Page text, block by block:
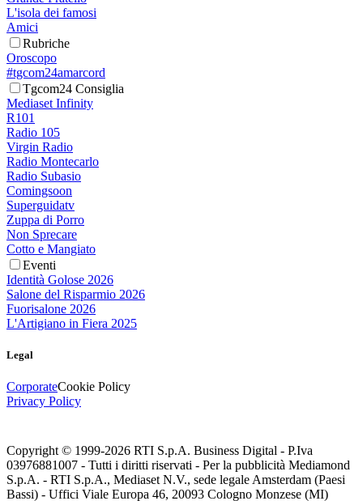
L'isola dei famosi
Amici
Rubriche
Oroscopo
#tgcom24amarcord
Tgcom24 Consiglia
Mediaset Infinity
R101
Radio 105
Virgin Radio
Radio Montecarlo
Radio Subasio
Comingsoon
Superguidatv
Zuppa di Porro
Non Sprecare
Cotto e Mangiato
Eventi
Identità Golose 2026
Salone del Risparmio 2026
Fuorisalone 2026
L'Artigiano in Fiera 2025
Legal
CorporateCookie Policy
Privacy Policy
Copyright © 1999-2026 RTI S.p.A. Business Digital - P.Iva
03976881007 - Tutti i diritti riservati - Per la pubblicità Mediamond
S.p.A. - RTI S.p.A., Mediaset N.V., sede legale Amsterdam (Paesi
Bassi) - Uffici Viale Europa 46, 20093 Cologno Monzese (MI)